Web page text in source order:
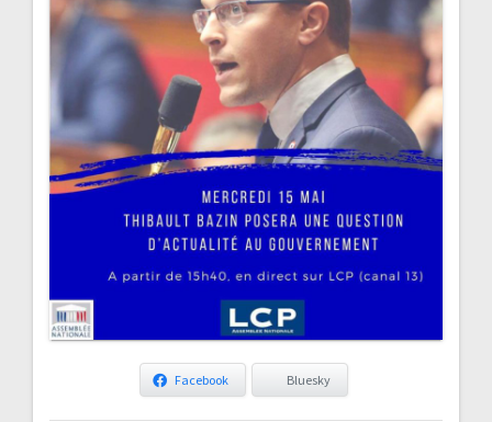
Facebook Bluesky